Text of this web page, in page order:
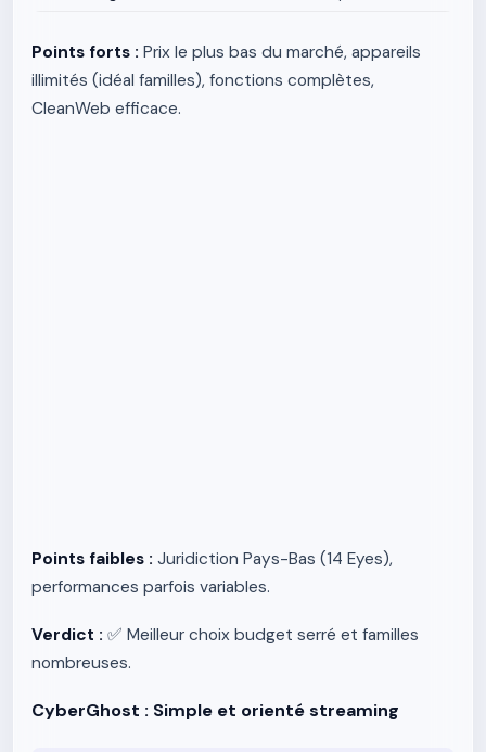
Points forts : Prix le plus bas du marché, appareils
illimités (idéal familles), fonctions complètes,
CleanWeb efficace.
Points faibles : Juridiction Pays-Bas (14 Eyes),
performances parfois variables.
Verdict : ✅ Meilleur choix budget serré et familles
nombreuses.
CyberGhost : Simple et orienté streaming